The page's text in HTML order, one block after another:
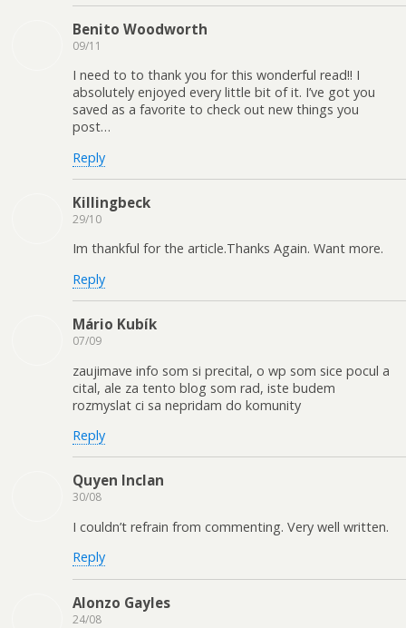
Benito Woodworth
09/11
I need to to thank you for this wonderful read!! I
absolutely enjoyed every little bit of it. I’ve got you
saved as a favorite to check out new things you
post…
Reply
Killingbeck
29/10
Im thankful for the article.Thanks Again. Want more.
Reply
Mário Kubík
07/09
zaujimave info som si precital, o wp som sice pocul a
cital, ale za tento blog som rad, iste budem
rozmyslat ci sa nepridam do komunity
Reply
Quyen Inclan
30/08
I couldn’t refrain from commenting. Very well written.
Reply
Alonzo Gayles
24/08